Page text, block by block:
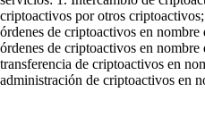
criptoactivos por otros
órdenes de criptoactivos en
órdenes de criptoactivos en
transferencia de criptoactivos en
administración de criptoactivos en